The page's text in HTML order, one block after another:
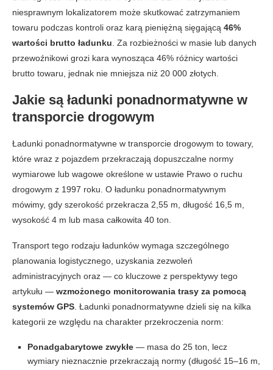
niesprawnym lokalizatorem może skutkować zatrzymaniem
towaru podczas kontroli oraz karą pieniężną sięgającą 46%
wartości brutto ładunku . Za rozbieżności w masie lub danych
przewoźnikowi grozi kara wynosząca 46% różnicy wartości
brutto towaru, jednak nie mniejsza niż 20 000 złotych.
Jakie są ładunki ponadnormatywne w
transporcie drogowym
Ładunki ponadnormatywne w transporcie drogowym to towary,
które wraz z pojazdem przekraczają dopuszczalne normy
wymiarowe lub wagowe określone w ustawie Prawo o ruchu
drogowym z 1997 roku. O ładunku ponadnormatywnym
mówimy, gdy szerokość przekracza 2,55 m, długość 16,5 m,
wysokość 4 m lub masa całkowita 40 ton.
Transport tego rodzaju ładunków wymaga szczególnego
planowania logistycznego, uzyskania zezwoleń
administracyjnych oraz — co kluczowe z perspektywy tego
artykułu — wzmożonego monitorowania trasy za pomocą
systemów GPS . Ładunki ponadnormatywne dzieli się na kilka
kategorii ze względu na charakter przekroczenia norm:
Ponadgabarytowe zwykłe — masa do 25 ton, lecz
wymiary nieznacznie przekraczają normy (długość 15–16 m,